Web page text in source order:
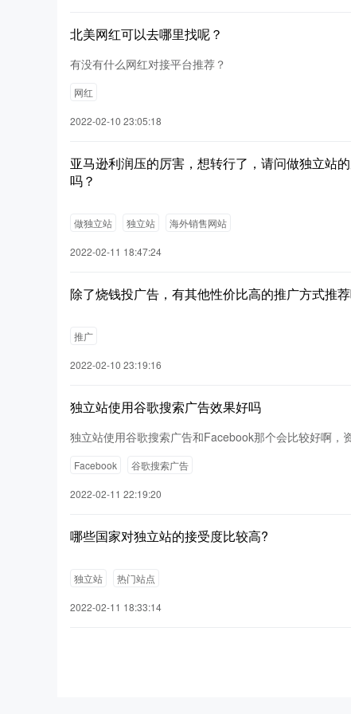
北美网红可以去哪里找呢？
有没有什么网红对接平台推荐？
网红
2022-02-10 23:05:18
亚马逊利润压的厉害，想转行了，请问做独立站
吗？
做独立站 独立站 海外销售网站
2022-02-11 18:47:24
除了烧钱投广告，有其他性价比高的推广方式推荐
推广
2022-02-10 23:19:16
独立站使用谷歌搜索广告效果好吗
独立站使用谷歌搜索广告和Facebook那个会比较好啊，
Facebook 谷歌搜索广告
2022-02-11 22:19:20
哪些国家对独立站的接受度比较高?
独立站 热门站点
2022-02-11 18:33:14